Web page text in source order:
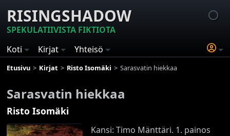
RISINGSHADOW
SPEKULATIIVISTA FIKTIOTA
Koti
Kirjat Yhteisö
Etusivu Kirjat Risto Isomäki Sarasvatin hiekkaa
Sarasvatin hiekkaa
Risto Isomäki
Kansi: Timo Mänttäri. 1. painos